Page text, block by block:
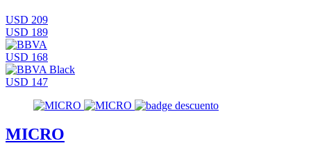
USD 209
USD 189
USD 168
USD 147
MICRO